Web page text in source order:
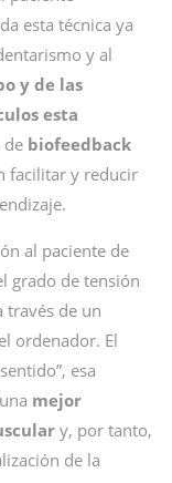
esta técnica ya
y al
y de las
esta
de biofeedback
facilitar y reducir
al paciente de
grado de tensión
través de un
ordenador. El
esa
mejor
y, por tanto,
de la